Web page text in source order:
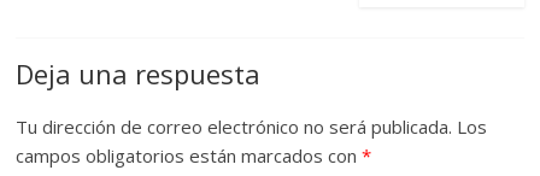
Deja una respuesta
Tu dirección de correo electrónico no será publicada. Los
campos obligatorios están marcados con*